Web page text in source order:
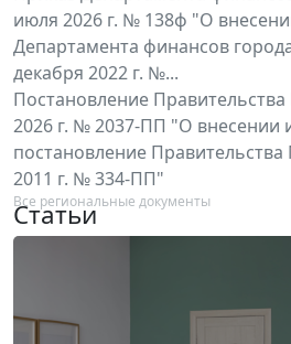
июля 2026 г. № 138ф "О
Департамента финансов
декабря 2022 г. №...
Постановление
2026 г. № 2037-ПП "О внесении
постановление
2011 г. № 334-ПП"
Все региональные документы
Статьи